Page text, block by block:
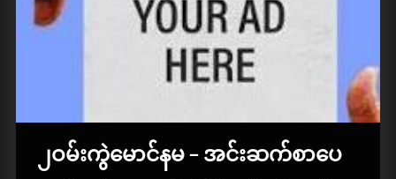
၂ဝမ်းကွဲမောင်နမ – အင်းဆက်စာပေ